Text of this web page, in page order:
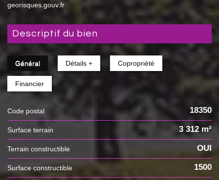
georisques.gouv.fr
descriptif du bien
Général Détails + Copropriété
Financier
Code postal 18350
surface terrain 3 312 m²
Terrain constructible OUI
Surface constructible 1500